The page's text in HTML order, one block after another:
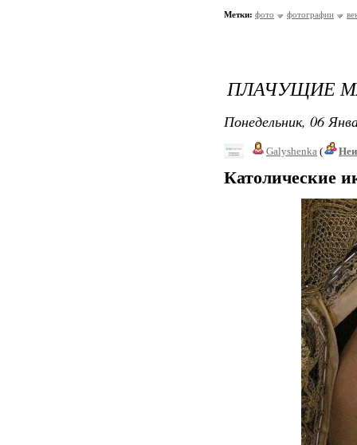
Метки: фото фотографии
ПЛАЧУЩИЕ
Понедельник, 06
Galyshenka (
Католические